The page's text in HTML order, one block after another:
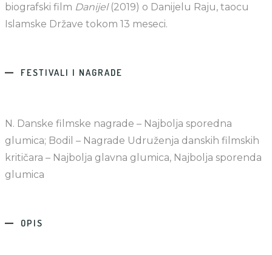
biografski film Danijel(2019) o Danijelu Raju, taocu
Islamske Države tokom 13 meseci.
FESTIVALI I NAGRADE
N. Danske filmske nagrade – Najbolja sporedna
glumica; Bodil – Nagrade Udruženja danskih filmskih
kritičara – Najbolja glavna glumica, Najbolja sporenda
glumica
OPIS